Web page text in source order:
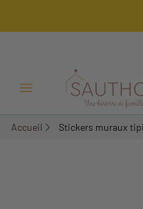
Ouvrir/Fermer menu
Accueil Stickers muraux